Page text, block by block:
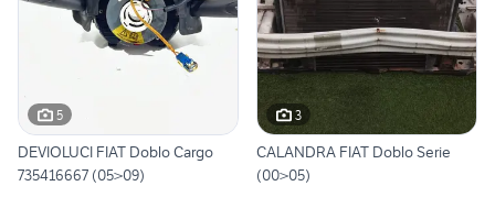
5
DEVIOLUCI FIAT Doblo Cargo
735416667 (05>09)
3
CALANDRA FIAT Doblo Serie
(00>05)